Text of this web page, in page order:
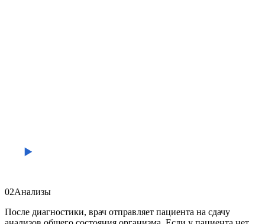
02Анализы
После диагностики, врач отправляет пациента на сдачу